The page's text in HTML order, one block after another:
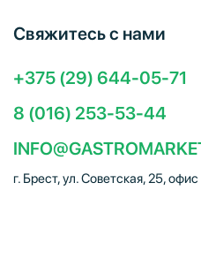
Свяжитесь с нами
+375 (29) 644-05-71
8 (016) 253-53-44
г. Брест, ул. Советская, 25,